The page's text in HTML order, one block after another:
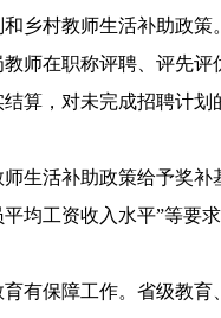
和乡村教师生活补助政
师在职称评聘、评先
算，对未完成招聘计划
生活补助政策给予奖补
均工资收入水平”等要
有保障工作。省级教育